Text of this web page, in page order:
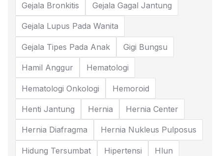
Gejala Bronkitis Gejala Gagal Jantung
Gejala Lupus Pada Wanita
Gejala Tipes Pada Anak Gigi Bungsu
Hamil Anggur Hematologi
Hematologi Onkologi Hemoroid
Henti Jantung Hernia Hernia Center
Hernia Diafragma Hernia Nukleus Pulposus
Hidung Tersumbat Hipertensi Hlun